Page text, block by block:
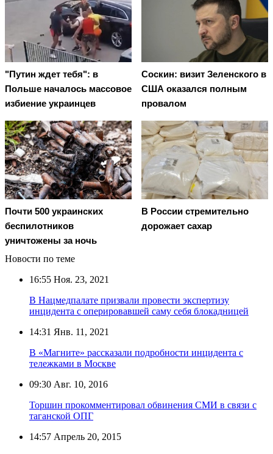
"Путин ждет тебя": в
Польше началось массовое
избиение украинцев
Соскин: визит Зеленского в
США оказался полным
провалом
Почти 500 украинских
беспилотников
уничтожены за ночь
В России стремительно
дорожает сахар
Новости по теме
16:55 Ноя. 23, 2021
В Нацмедпалате призвали провести экспертизу
инцидента с оперировавшей саму себя блокадницей
14:31 Янв. 11, 2021
В «Магните» рассказали подробности инцидента с
тележками в Москве
09:30 Авг. 10, 2016
Торшин прокомментировал обвинения СМИ в связи с
таганской ОПГ
14:57 Апрель 20, 2015